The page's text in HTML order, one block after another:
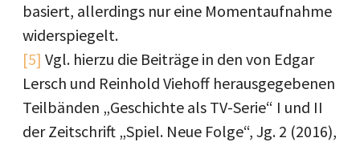
basiert, allerdings nur eine Momentaufnahme
widerspiegelt.
[5] Vgl. hierzu die Beiträge in den von Edgar
Lersch und Reinhold Viehoff herausgegebenen
Teilbänden „Geschichte als TV-Serie“ I und II
der Zeitschrift „Spiel. Neue Folge“, Jg. 2 (2016),